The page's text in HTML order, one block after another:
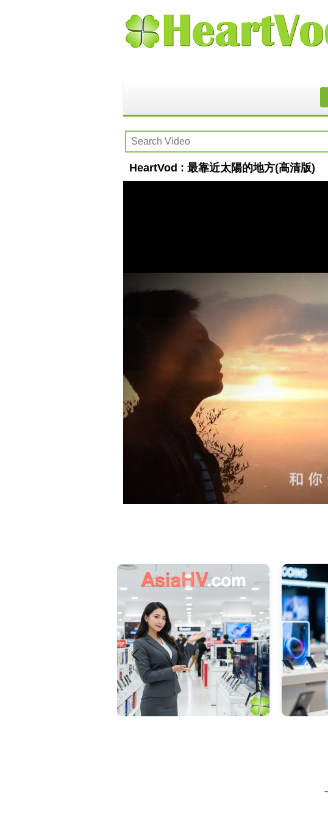
HeartVod : 最靠近太陽的地方(高清版)